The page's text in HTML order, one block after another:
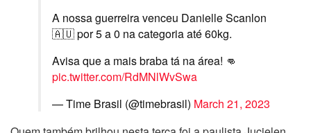
A nossa guerreira venceu Danielle Scanlon
🇦🇺 por 5 a 0 na categoria até 60kg.
Avisa que a mais braba tá na área! 👊
pic.twitter.com/RdMNlWvSwa
— Time Brasil (@timebrasil) March 21, 2023